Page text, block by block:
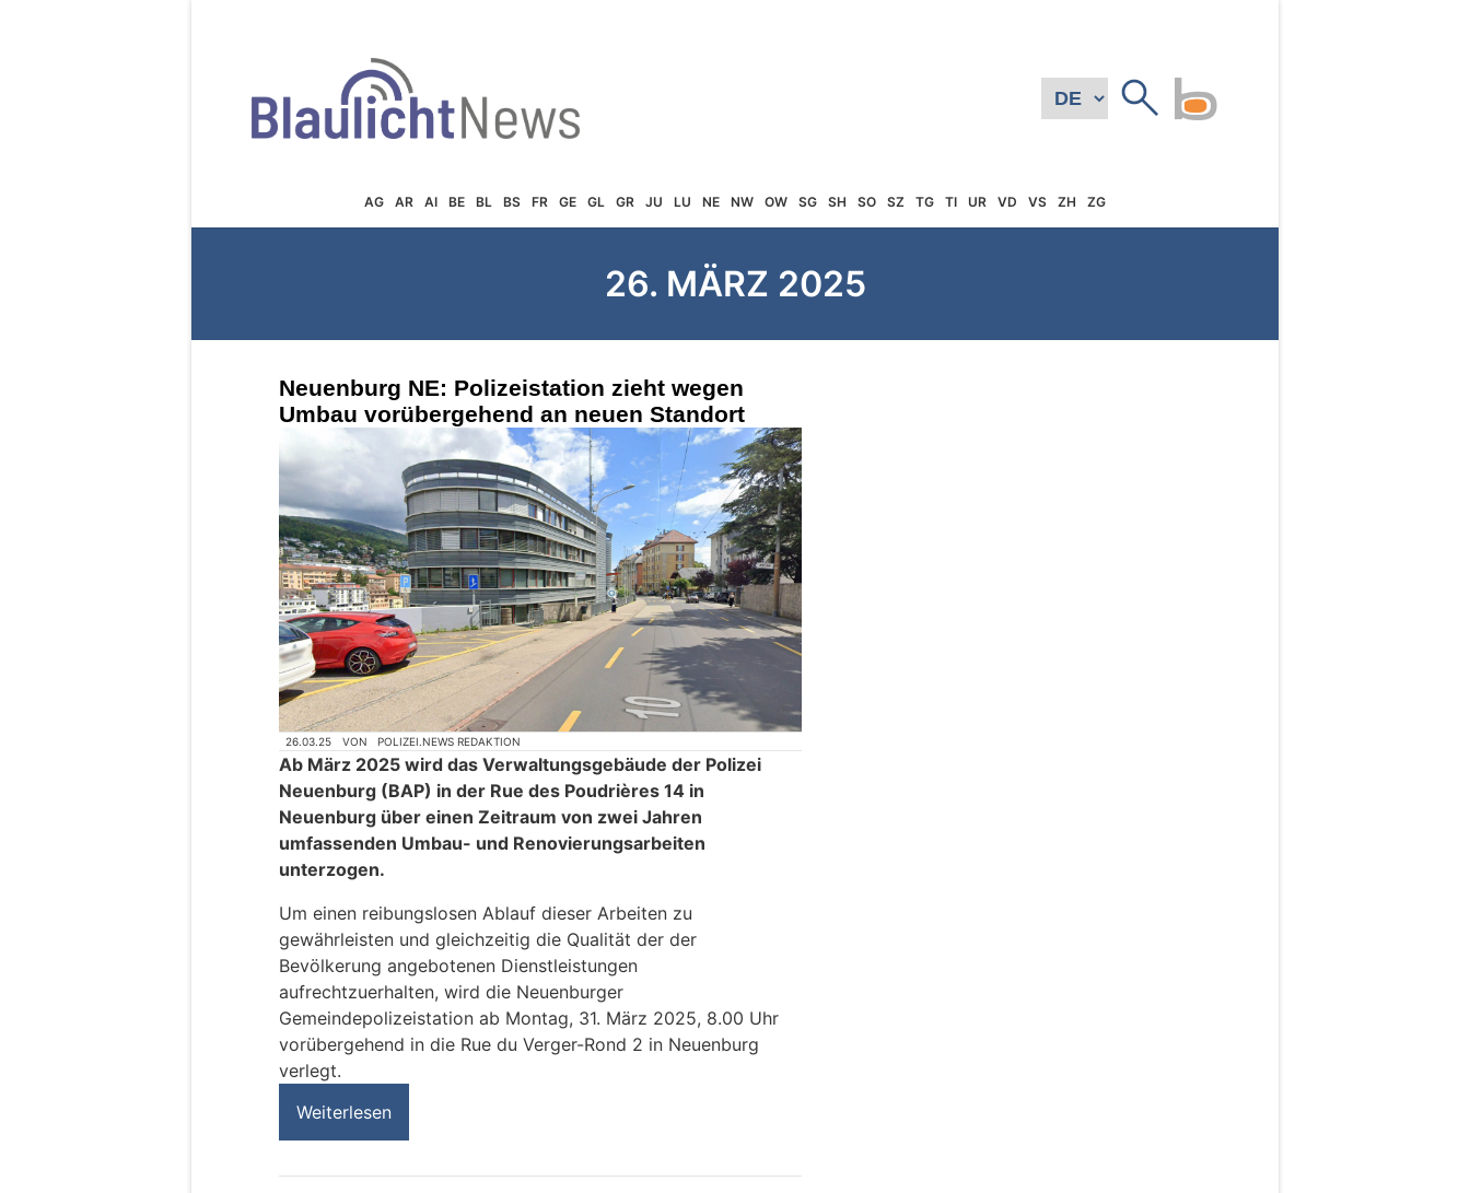
AG AR AI BE BL BS FR GE GL GR JU LU NE NW OW SG SH SO SZ TG TI UR VD VS ZH ZG
26. MÄRZ 2025
Neuenburg NE: Polizeistation zieht wegen
Umbau vorübergehend an neuen Standort
26.03.25 VON POLIZEI.NEWS REDAKTION
​Ab März 2025 wird das Verwaltungsgebäude der Polizei
Neuenburg (BAP) in der Rue des Poudrières 14 in
Neuenburg über einen Zeitraum von zwei Jahren
umfassenden Umbau- und Renovierungsarbeiten
unterzogen.
Um einen reibungslosen Ablauf dieser Arbeiten zu
gewährleisten und gleichzeitig die Qualität der der
Bevölkerung angebotenen Dienstleistungen
aufrechtzuerhalten, wird die Neuenburger
Gemeindepolizeistation ab Montag, 31. März 2025, 8.00 Uhr
vorübergehend in die Rue du Verger-Rond 2 in Neuenburg
verlegt.
Weiterlesen